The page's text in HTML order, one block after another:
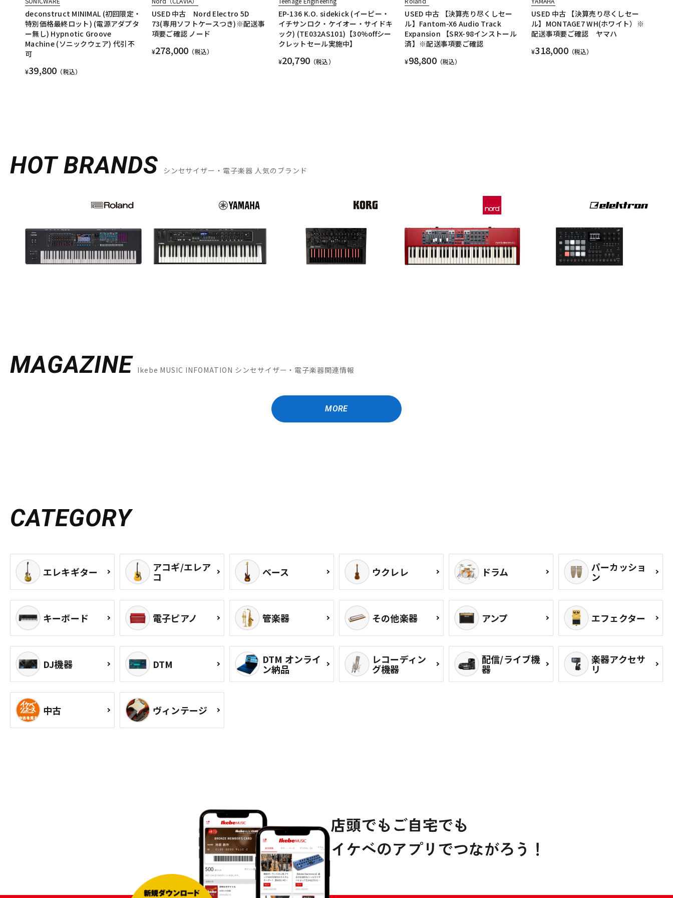
deconstruct MINIMAL (初回限定・
特別価格最終ロット) (電源アダプタ
ー無し) Hypnotic Groove
Machine (ソニックウェア) 代引不
可
¥39,800 （税込）
USED 中古 Nord Electro 5D
73(専用ソフトケースつき)※配送事
項要ご確認 ノード
¥278,000 （税込）
EP-136 K.O. sidekick (イーピー・
イチサンロク・ケイオー・サイドキ
ック) (TE032AS101)【30%offシー
クレットセール実施中】
¥20,790 （税込）
USED 中古 【決算売り尽くしセー
ル】Fantom-X6 Audio Track
Expansion 【SRX-98インストール
済】※配送事項要ご確認
¥98,800（税込）
USED 中古 【決算売り尽くしセー
ル】MONTAGE7 WH(ホワイト）※
配送事項要ご確認 ヤマハ
¥318,000（税込）
HOT BRANDS シンセサイザー・電子楽器 人気のブランド
MAGAZINE Ikebe MUSIC INFOMATION シンセサイザー・電子楽器関連情報
MORE
CATEGORY
エレキギター アコギ/エレア
コ ベース ウクレレ ドラム パーカッショ
ン
キーボード 電子ピアノ 管楽器 その他楽器 アンプ エフェクター
DJ機器 DTM DTM オンライ
ン納品
レコーディン
グ機器
配信/ライブ機
器
楽器アクセサ
リ
中古 ヴィンテージ